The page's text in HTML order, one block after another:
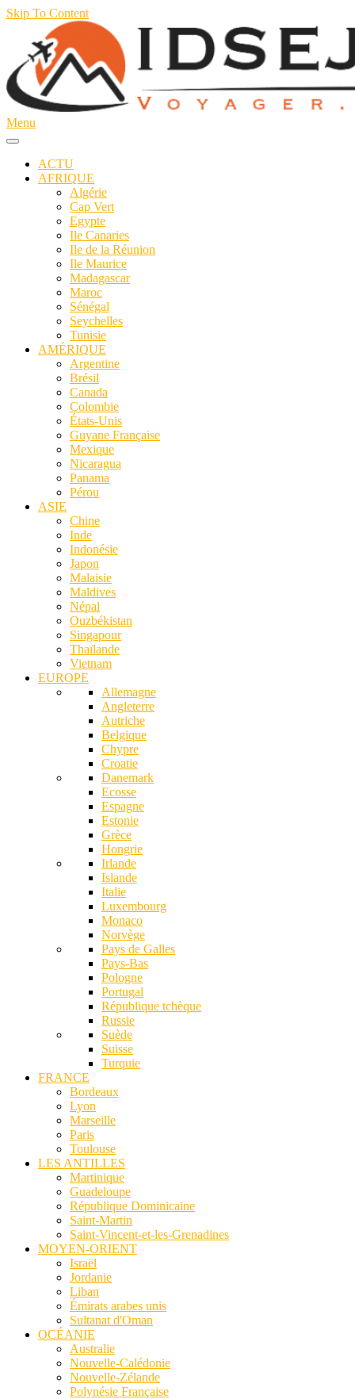
Skip To Content
Menu
ACTU
AFRIQUE
Algérie
Cap Vert
Egypte
Ile Canaries
Ile de la Réunion
Ile Maurice
Madagascar
Maroc
Sénégal
Seychelles
Tunisie
AMÉRIQUE
Argentine
Brésil
Canada
Colombie
États-Unis
Guyane Française
Mexique
Nicaragua
Panama
Pérou
ASIE
Chine
Inde
Indonésie
Japon
Malaisie
Maldives
Népal
Ouzbékistan
Singapour
Thaïlande
Vietnam
EUROPE
Allemagne
Angleterre
Autriche
Belgique
Chypre
Croatie
Danemark
Ecosse
Espagne
Estonie
Grèce
Hongrie
Irlande
Islande
Italie
Luxembourg
Monaco
Norvège
Pays de Galles
Pays-Bas
Pologne
Portugal
République tchèque
Russie
Suède
Suisse
Turquie
FRANCE
Bordeaux
Lyon
Marseille
Paris
Toulouse
LES ANTILLES
Martinique
Guadeloupe
République Dominicaine
Saint-Martin
Saint-Vincent-et-les-Grenadines
MOYEN-ORIENT
Israël
Jordanie
Liban
Émirats arabes unis
Sultanat d'Oman
OCÉANIE
Australie
Nouvelle-Calédonie
Nouvelle-Zélande
Polynésie Française